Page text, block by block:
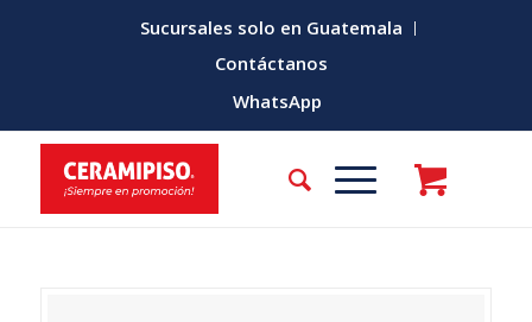
Sucursales solo en Guatemala
Contáctanos
WhatsApp